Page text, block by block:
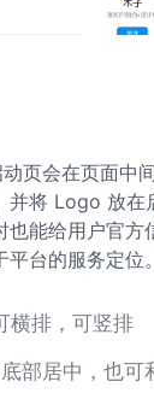
页会在页面中
并将 Logo 放
也能给用户官
台的服务定位。
横排，可竖排
部居中，也可